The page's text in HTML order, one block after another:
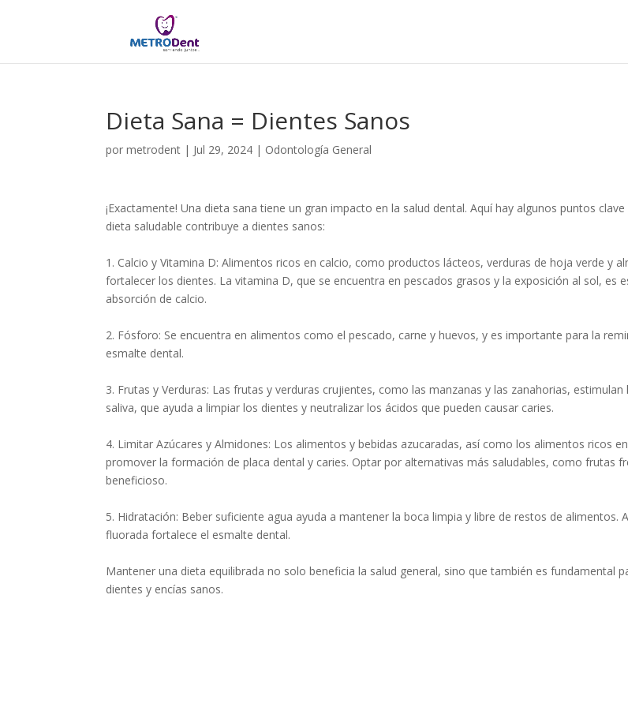
Dieta Sana = Dientes Sanos
pormetrodent | Jul 29, 2024 | Odontología General
¡Exactamente! Una dieta sana tiene un gran impacto en la salud dental. Aquí hay algunos puntos
dieta saludable contribuye a dientes sanos:
1. Calcio y Vitamina D: Alimentos ricos en calcio, como productos lácteos, verduras de hoja verde y
fortalecer los dientes. La vitamina D, que se encuentra en pescados grasos y la exposición al sol, es
absorción de calcio.
2. Fósforo: Se encuentra en alimentos como el pescado, carne y huevos, y es importante para la
esmalte dental.
3. Frutas y Verduras: Las frutas y verduras crujientes, como las manzanas y las zanahorias, estimulan
saliva, que ayuda a limpiar los dientes y neutralizar los ácidos que pueden causar caries.
4. Limitar Azúcares y Almidones: Los alimentos y bebidas azucaradas, así como los alimentos ricos
promover la formación de placa dental y caries. Optar por alternativas más saludables, como frutas
beneficioso.
5. Hidratación: Beber suficiente agua ayuda a mantener la boca limpia y libre de restos de alimentos.
fluorada fortalece el esmalte dental.
Mantener una dieta equilibrada no solo beneficia la salud general, sino que también es fundamental
dientes y encías sanos.